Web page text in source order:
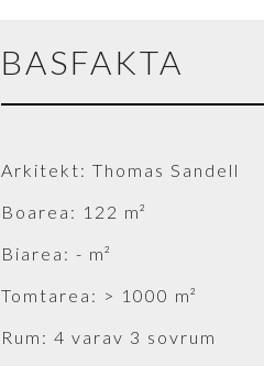
BASFAKTA
Arkitekt: Thomas Sandell
Boarea: 122 m²
Biarea: - m²
Tomtarea: > 1000 m²
Rum: 4 varav 3 sovrum